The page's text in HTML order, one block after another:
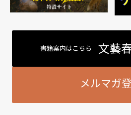
書籍案内はこちら 文藝
メルマガ